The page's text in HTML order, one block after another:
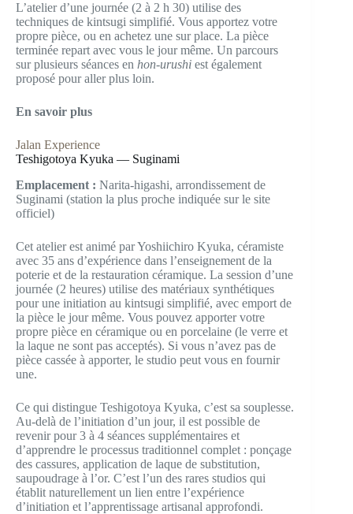
L’atelier d’une journée (2 à 2 h 30) utilise des
techniques de kintsugi simplifié. Vous apportez votre
propre pièce, ou en achetez une sur place. La pièce
terminée repart avec vous le jour même. Un parcours
sur plusieurs séances en hon-urushi est également
proposé pour aller plus loin.
En savoir plus
Jalan Experience
Teshigotoya Kyuka — Suginami
Emplacement : Narita-higashi, arrondissement de
Suginami (station la plus proche indiquée sur le site
officiel)
Cet atelier est animé par Yoshiichiro Kyuka, céramiste
avec 35 ans d’expérience dans l’enseignement de la
poterie et de la restauration céramique. La session d’une
journée (2 heures) utilise des matériaux synthétiques
pour une initiation au kintsugi simplifié, avec emport de
la pièce le jour même. Vous pouvez apporter votre
propre pièce en céramique ou en porcelaine (le verre et
la laque ne sont pas acceptés). Si vous n’avez pas de
pièce cassée à apporter, le studio peut vous en fournir
une.
Ce qui distingue Teshigotoya Kyuka, c’est sa souplesse.
Au-delà de l’initiation d’un jour, il est possible de
revenir pour 3 à 4 séances supplémentaires et
d’apprendre le processus traditionnel complet : ponçage
des cassures, application de laque de substitution,
saupoudrage à l’or. C’est l’un des rares studios qui
établit naturellement un lien entre l’expérience
d’initiation et l’apprentissage artisanal approfondi.